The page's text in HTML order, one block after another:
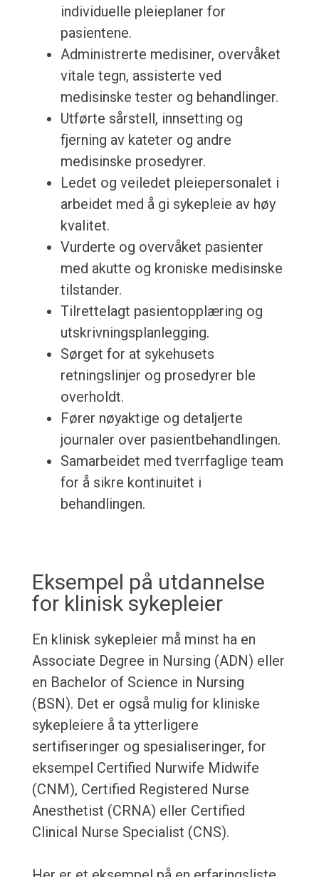
individuelle pleieplaner for
pasientene.
Administrerte medisiner, overvåket
vitale tegn, assisterte ved
medisinske tester og behandlinger.
Utførte sårstell, innsetting og
fjerning av kateter og andre
medisinske prosedyrer.
Ledet og veiledet pleiepersonalet i
arbeidet med å gi sykepleie av høy
kvalitet.
Vurderte og overvåket pasienter
med akutte og kroniske medisinske
tilstander.
Tilrettelagt pasientopplæring og
utskrivningsplanlegging.
Sørget for at sykehusets
retningslinjer og prosedyrer ble
overholdt.
Fører nøyaktige og detaljerte
journaler over pasientbehandlingen.
Samarbeidet med tverrfaglige team
for å sikre kontinuitet i
behandlingen.
Eksempel på utdannelse
for klinisk sykepleier
En klinisk sykepleier må minst ha en
Associate Degree in Nursing (ADN) eller
en Bachelor of Science in Nursing
(BSN). Det er også mulig for kliniske
sykepleiere å ta ytterligere
sertifiseringer og spesialiseringer, for
eksempel Certified Nurwife Midwife
(CNM), Certified Registered Nurse
Anesthetist (CRNA) eller Certified
Clinical Nurse Specialist (CNS).